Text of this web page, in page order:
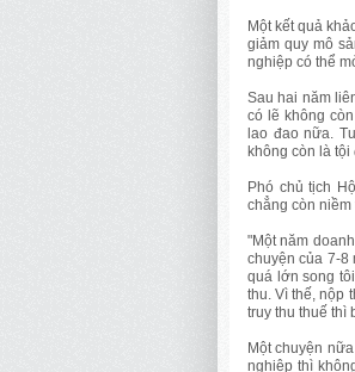
Một kết quả
giảm quy mô
nghiệp có thể
Sau hai năm
có lẽ không
lao đao nữa.
không còn là tội
Phó chủ tịch
chẳng còn niềm
"Một năm
chuyện của 7-8
quá lớn song
thu. Vì thế, nộp
truy thu thuế thì
Một chuyện
nghiệp thì